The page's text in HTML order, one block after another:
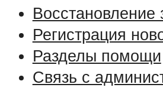
Восстановление
Регистрация
Разделы помощи
Связь с